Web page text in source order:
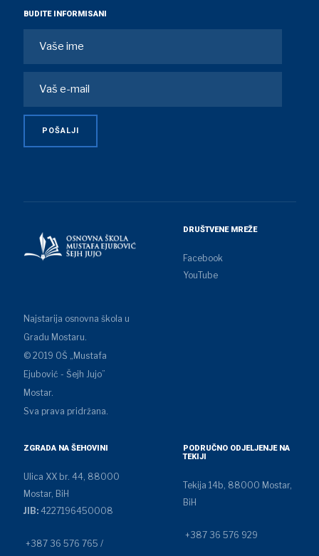
BUDITE INFORMISANI
Najstarija osnovna škola u
Gradu Mostaru.
© 2019 OŠ „Mustafa
Ejubović - Šejh Jujo”
Mostar.
Sva prava pridržana.
DRUŠTVENE MREŽE
Facebook
YouTube
ZGRADA NA ŠEHOVINI
Ulica XX br. 44, 88000
Mostar, BiH
JIB:4227196450008
+387 36 576 765 /
PODRUČNO ODJELJENJE NA
TEKIJI
Tekija 14b, 88000 Mostar,
BiH
+387 36 576 929